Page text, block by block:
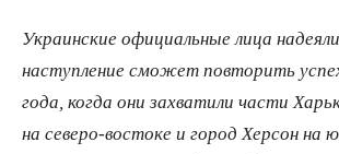
Украинские официальные лица
наступление сможет повторить
года, когда они захватили части
на северо-​востоке и город Херсон на